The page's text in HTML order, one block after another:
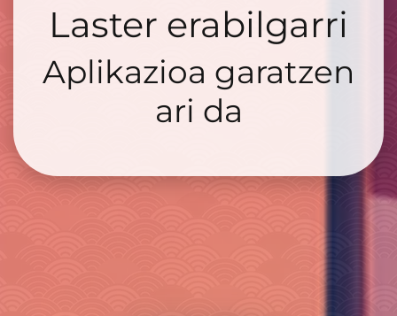
Laster erabilgarri
Aplikazioa garatzen
ari da